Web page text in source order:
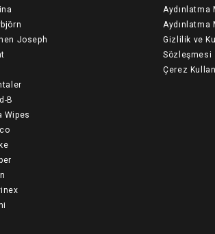
Joseph
B
Wipes
Aydınlatma
Aydınlatma
Gizlilik ve
Sözleşmesi
Çerez